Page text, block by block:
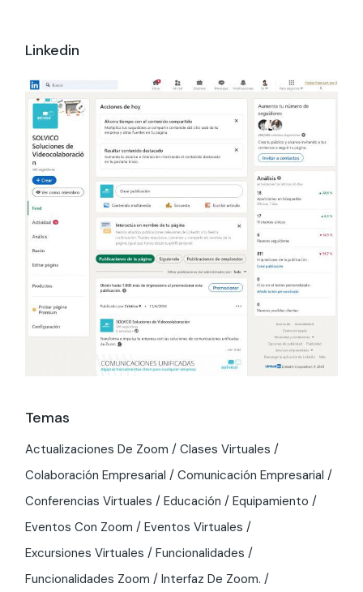
Linkedin
Temas
Actualizaciones De Zoom
Clases Virtuales
Colaboración Empresarial
Comunicación Empresarial
Conferencias Virtuales
Educación
Equipamiento
Eventos Con Zoom
Eventos Virtuales
Excursiones Virtuales
Funcionalidades
Funcionalidades Zoom
Interfaz De Zoom.